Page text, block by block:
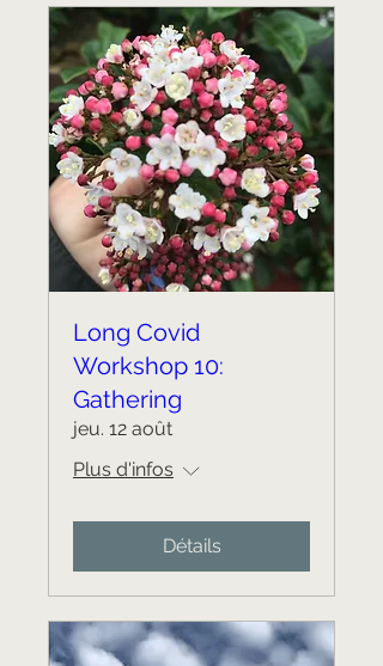
Long Covid
Workshop 10:
Gathering
jeu. 12 août
Plus d'infos
Détails